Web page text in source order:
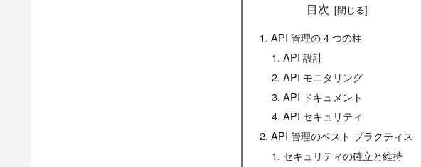
目次
API 管理の 4 つの柱
API 設計
API モニタリング
API ドキュメント
API セキュリティ
API 管理のベスト プラクティス
セキュリティの確立と維持